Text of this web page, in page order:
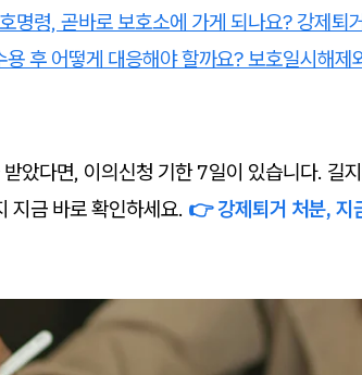
명령, 곧바로 보호소에 가게 되나요? 강제퇴
용 후 어떻게 대응해야 할까요? 보호일시해제
았다면, 이의신청 기한 7일이 있습니다. 길
지금 바로 확인하세요. 👉 강제퇴거 처분, 지